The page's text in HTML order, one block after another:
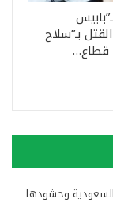
بـ”سلاح
قطاع…
السعودية وحشودها